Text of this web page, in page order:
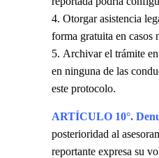
Otorgar asistencia
forma gratuita en casos
Archivar el trámite
en ninguna de las
este protocolo.
ARTÍCULO 10°.
posterioridad al
reportante expresa su